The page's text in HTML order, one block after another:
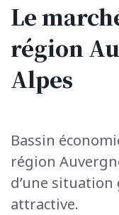
Le
région
Alpes
Bassin
région
d’une
attractive.